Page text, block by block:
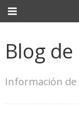
Blog
Información